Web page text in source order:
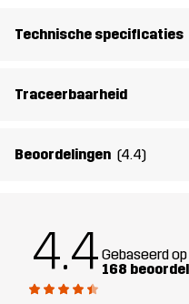
voor
Technische specificaties
Traceerbaarheid
Beoordelingen (4.4)
4.4 Gebaseerd op
168